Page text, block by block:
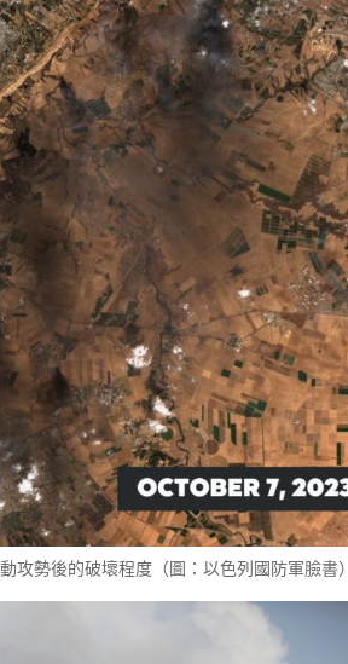
攻勢後的破壞程度（圖：以色列國防軍臉書）